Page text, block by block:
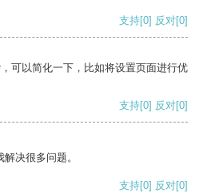
支持[0] 反对[0]
可以简化一下，比如将设置页面进行优
支持[0] 反对[0]
决很多问题。
支持[0] 反对[0]